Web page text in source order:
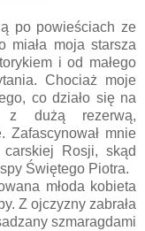
po powieściach ze
miała moja starsza
i od małego
Chociaż moje
co działo się na
z dużą rezerwą,
Zafascynował mnie
Rosji, skąd
Świętego Piotra.
młoda kobieta
Z ojczyzny zabrała
szmaragdami